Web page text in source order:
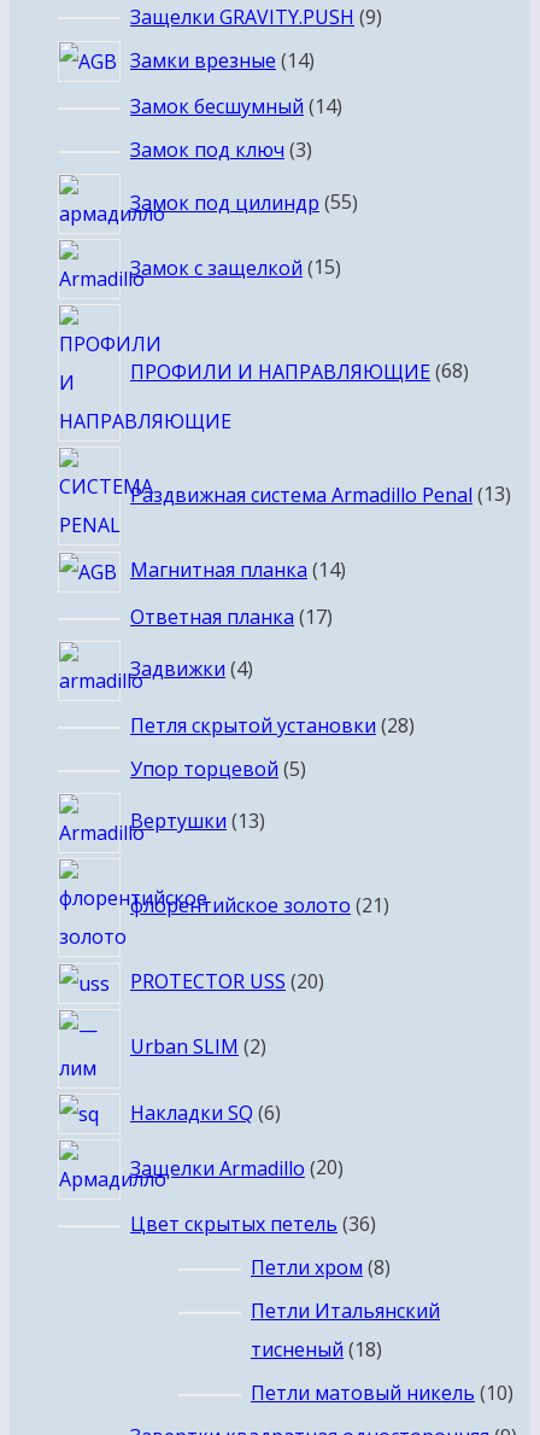
Защелки GRAVITY.PUSH 99
Замки врезные 1414
товаров
Замок бесшумный 1414
Замок под ключ 33
Замок под цилиндр 5555
Замок с защелкой 1515
ПРОФИЛИ И НАПРАВЛЯЮЩИЕ 68
Раздвижная система Armadillo Penal 13
Магнитная планка 1414
Ответная планка 1717
Задвижки 44
Петля скрытой установки 2828
Упор торцевой 55
Вертушки 1313
флорентийское золото 21товар
PROTECTOR USS 2020
Urban SLIM 2
товара
Накладки SQ 66
Защелки Armadillo 2020
Цвет скрытых петель 3636
товаров
Петли хром 88
товаров
Петли Итальянский
тисненый 1818
товаров
Петли матовый никель 1010